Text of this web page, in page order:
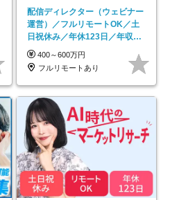
配信ディレクター（ウェビナー
運営）／フルリモートOK／土
日祝休み／年休123日／年収
600万円可
400～600万円
フルリモートあり